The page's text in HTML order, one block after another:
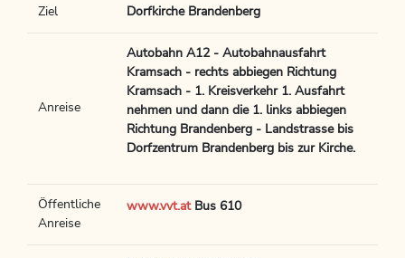
Ziel Dorfkirche Brandenberg
Anreise
Autobahn A12 - Autobahnausfahrt
Kramsach - rechts abbiegen Richtung
Kramsach - 1. Kreisverkehr 1. Ausfahrt
nehmen und dann die 1. links abbiegen
Richtung Brandenberg - Landstrasse bis
Dorfzentrum Brandenberg bis zur Kirche.
Öffentliche
Anreise
www.vvt.at Bus 610